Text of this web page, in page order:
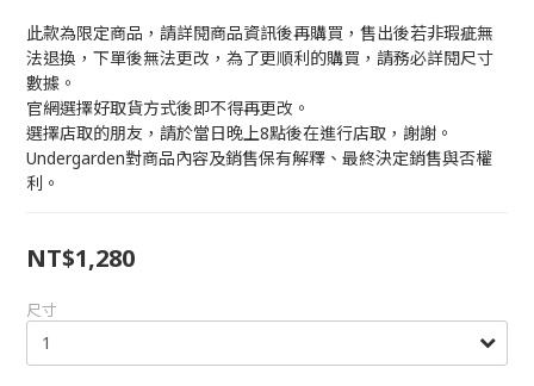
此款為限定商品，請詳閱商品資訊後再購買，售出後若非瑕疵無
法退換，下單後無法更改，為了更順利的購買，請務必詳閱尺寸
數據。
官網選擇好取貨方式後即不得再更改。
選擇店取的朋友，請於當日晚上8點後在進行店取，謝謝。
Undergarden對商品內容及銷售保有解釋、最終決定銷售與否權
利。
NT$1,280
尺寸